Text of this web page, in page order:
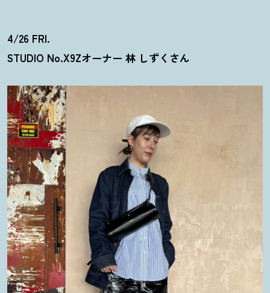
4/26 FRI.
STUDIO No.X9Zオーナー 林 しずくさん